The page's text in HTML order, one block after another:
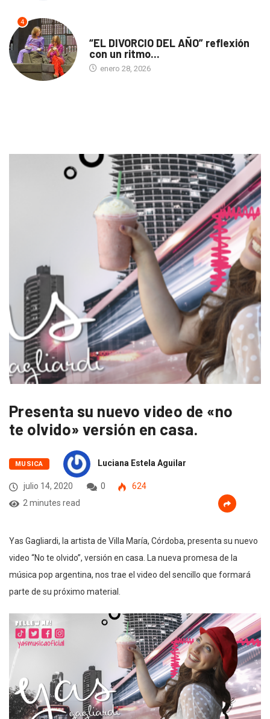
4
“EL DIVORCIO DEL AÑO” reflexión
con un ritmo...
enero 28, 2026
Presenta su nuevo video de «no
te olvido» versión en casa.
MUSICA Luciana Estela Aguilar
julio 14, 2020 0
624
2 minutes read
Yas Gagliardi, la artista de Villa María, Córdoba, presenta su nuevo
video “No te olvido”, versión en casa. La nueva promesa de la
música pop argentina, nos trae el video del sencillo que formará
parte de su próximo material.